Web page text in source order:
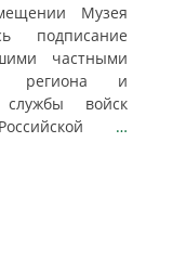
Музея
подписание
частными
региона и
войск
…